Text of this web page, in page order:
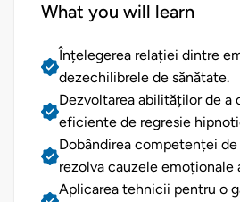
What you will learn
Înțelegerea relației dintre
dezechilibrele de sănătate.
Dezvoltarea abilităților de a
eficiente de regresie
Dobândirea competenței
rezolva cauzele emoționale
Aplicarea tehnicii pentru o